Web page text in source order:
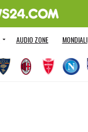
AUDIO ZONE MONDIALI